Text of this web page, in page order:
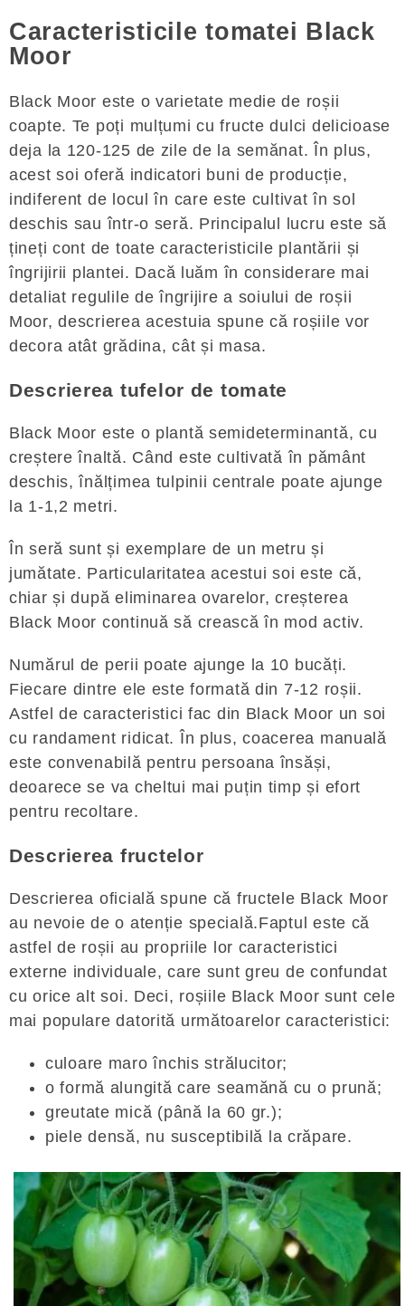
Caracteristicile tomatei Black
Moor
Black Moor este o varietate medie de roșii
coapte. Te poți mulțumi cu fructe dulci delicioase
deja la 120-125 de zile de la semănat. În plus,
acest soi oferă indicatori buni de producție,
indiferent de locul în care este cultivat în sol
deschis sau într-o seră. Principalul lucru este să
țineți cont de toate caracteristicile plantării și
îngrijirii plantei. Dacă luăm în considerare mai
detaliat regulile de îngrijire a soiului de roșii
Moor, descrierea acestuia spune că roșiile vor
decora atât grădina, cât și masa.
Descrierea tufelor de tomate
Black Moor este o plantă semideterminantă, cu
creștere înaltă. Când este cultivată în pământ
deschis, înălțimea tulpinii centrale poate ajunge
la 1-1,2 metri.
În seră sunt și exemplare de un metru și
jumătate. Particularitatea acestui soi este că,
chiar și după eliminarea ovarelor, creșterea
Black Moor continuă să crească în mod activ.
Numărul de perii poate ajunge la 10 bucăți.
Fiecare dintre ele este formată din 7-12 roșii.
Astfel de caracteristici fac din Black Moor un soi
cu randament ridicat. În plus, coacerea manuală
este convenabilă pentru persoana însăși,
deoarece se va cheltui mai puțin timp și efort
pentru recoltare.
Descrierea fructelor
Descrierea oficială spune că fructele Black Moor
au nevoie de o atenție specială.Faptul este că
astfel de roșii au propriile lor caracteristici
externe individuale, care sunt greu de confundat
cu orice alt soi. Deci, roșiile Black Moor sunt cele
mai populare datorită următoarelor caracteristici:
culoare maro închis strălucitor;
o formă alungită care seamănă cu o prună;
greutate mică (până la 60 gr.);
piele densă, nu susceptibilă la crăpare.